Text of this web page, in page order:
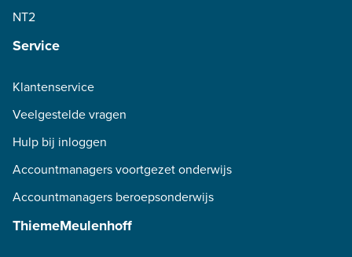
NT2
Service
Klantenservice
Veelgestelde vragen
Hulp bij inloggen
Accountmanagers voortgezet onderwijs
Accountmanagers beroepsonderwijs
ThiemeMeulenhoff